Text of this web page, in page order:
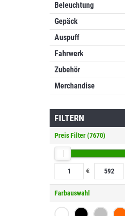
Beleuchtung
Gepäck
Auspuff
Fahrwerk
Zubehör
Merchandise
FILTERN
Preis Filter (7670)
€
Farbauswahl